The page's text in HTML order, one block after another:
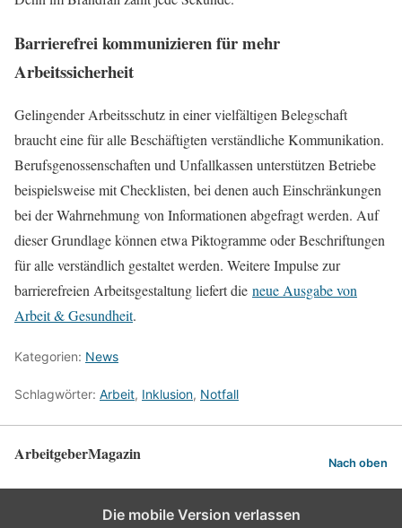
Barrierefrei kommunizieren für mehr
Arbeitssicherheit
Gelingender Arbeitsschutz in einer vielfältigen Belegschaft
braucht eine für alle Beschäftigten verständliche Kommunikation.
Berufsgenossenschaften und Unfallkassen unterstützen Betriebe
beispielsweise mit Checklisten, bei denen auch Einschränkungen
bei der Wahrnehmung von Informationen abgefragt werden. Auf
dieser Grundlage können etwa Piktogramme oder Beschriftungen
für alle verständlich gestaltet werden. Weitere Impulse zur
barrierefreien Arbeitsgestaltung liefert die neue Ausgabe von
Arbeit & Gesundheit.
Kategorien: News
Schlagwörter: Arbeit, Inklusion, Notfall
ArbeitgeberMagazin Nach oben
Die mobile Version verlassen